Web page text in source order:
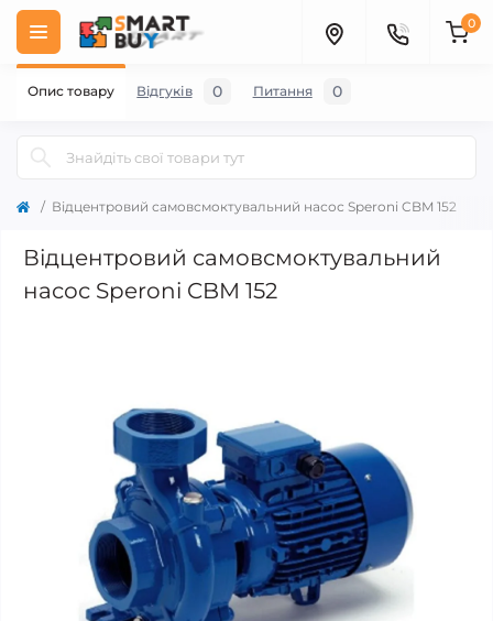
0
Відцентровий самовсмоктувальний насос Speroni CBM 152
Відцентровий самовсмоктувальний
насос Speroni CBM 152
Опис товару Відгуків 0 Питання 0